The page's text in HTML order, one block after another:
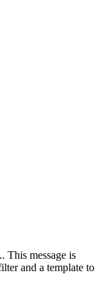
This message is
and a template to